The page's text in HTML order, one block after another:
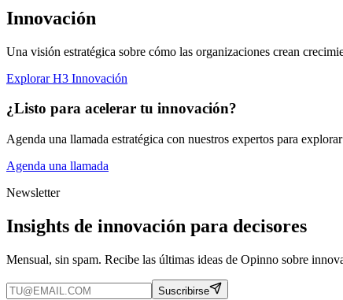
Innovación
Una visión estratégica sobre cómo las organizaciones crean
Explorar H3 Innovación
¿Listo para acelerar tu innovación?
Agenda una llamada estratégica con nuestros expertos para
Agenda una llamada
Newsletter
Insights de innovación para decisores
Mensual, sin spam. Recibe las últimas ideas de Opinno sobre
Suscribirse